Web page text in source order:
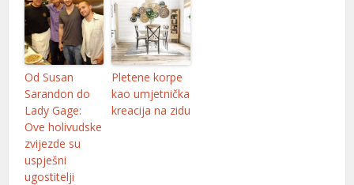
Od Susan
Sarandon do
Lady Gage:
Ove holivudske
zvijezde su
uspješni
ugostitelji
Pletene korpe
kao umjetnička
kreacija na zidu